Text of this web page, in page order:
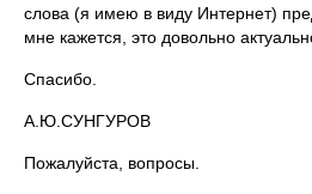
слова (я имею в виду Интернет)
мне кажется, это довольно
Спасибо.
А.Ю.СУНГУРОВ
Пожалуйста, вопросы.